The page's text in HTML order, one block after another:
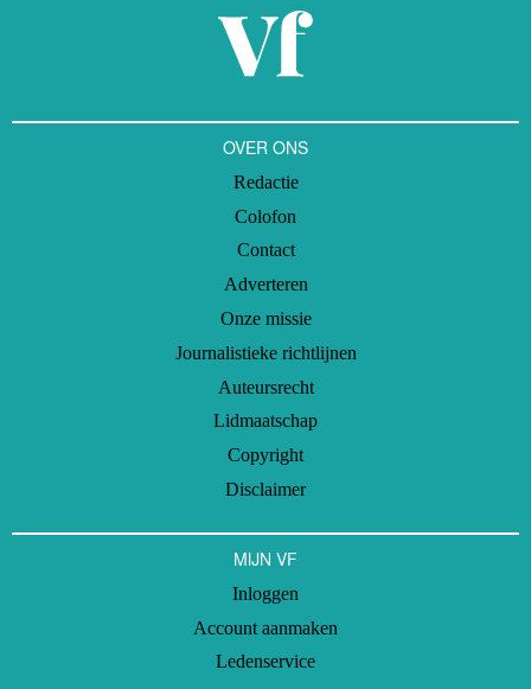
OVER ONS
Redactie
Colofon
Contact
Adverteren
Onze missie
Journalistieke richtlijnen
Auteursrecht
Lidmaatschap
Copyright
Disclaimer
MIJN VF
Inloggen
Account aanmaken
Ledenservice